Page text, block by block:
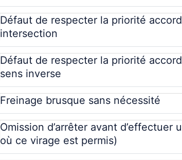
Défaut de respecter la priorité
intersection
Défaut de respecter la priorité
sens inverse
Freinage brusque sans nécessité
Omission d’arrêter avant
où ce virage est permis)